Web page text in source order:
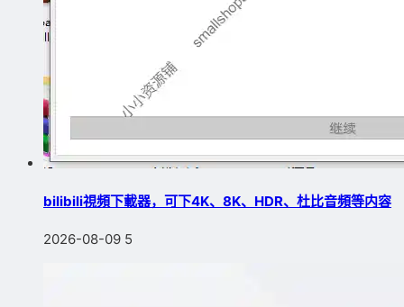
bilibili視頻下載器，可下4K、8K、HDR、杜比音頻等内容
2026-08-09 5